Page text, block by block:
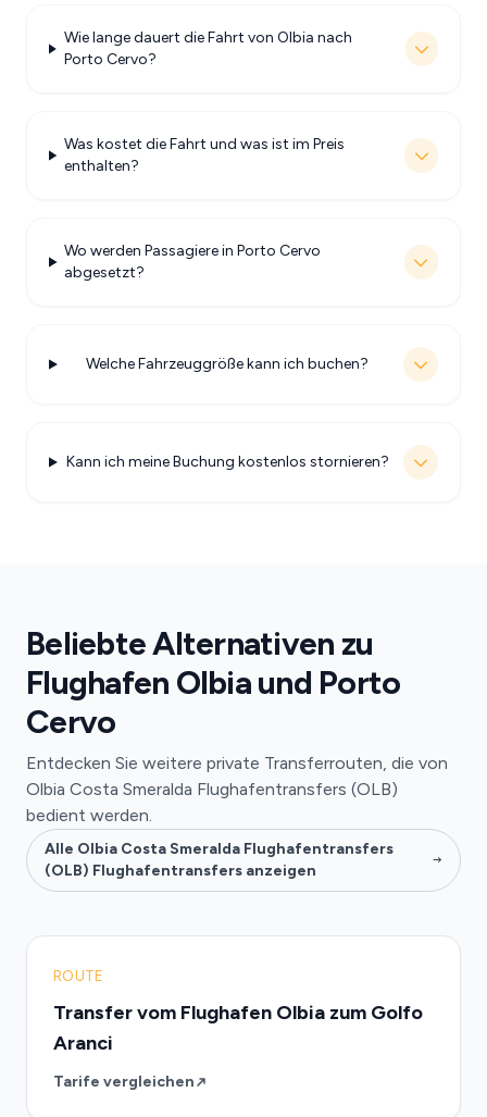
Wie lange dauert die Fahrt von Olbia nach
Porto Cervo?
Was kostet die Fahrt und was ist im Preis
enthalten?
Wo werden Passagiere in Porto Cervo
abgesetzt?
Welche Fahrzeuggröße kann ich buchen?
Kann ich meine Buchung kostenlos stornieren?
Beliebte Alternativen zu
Flughafen Olbia und Porto
Cervo
Entdecken Sie weitere private Transferrouten, die von
Olbia Costa Smeralda Flughafentransfers (OLB)
bedient werden.
Alle Olbia Costa Smeralda Flughafentransfers
(OLB) Flughafentransfers anzeigen
ROUTE
Transfer vom Flughafen Olbia zum Golfo
Aranci
Tarife vergleichen